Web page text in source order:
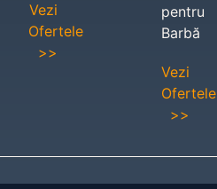
Vezi
Ofertele
>>
pentru
Barbă
Vezi
Ofertele
>>